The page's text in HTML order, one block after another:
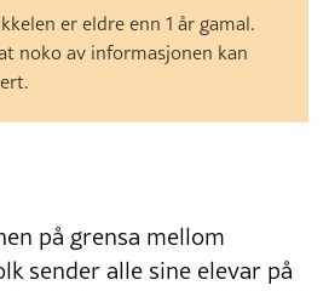
er eldre enn 1 år gamal.
noko av informasjonen kan
på grensa mellom
sender alle sine elevar på